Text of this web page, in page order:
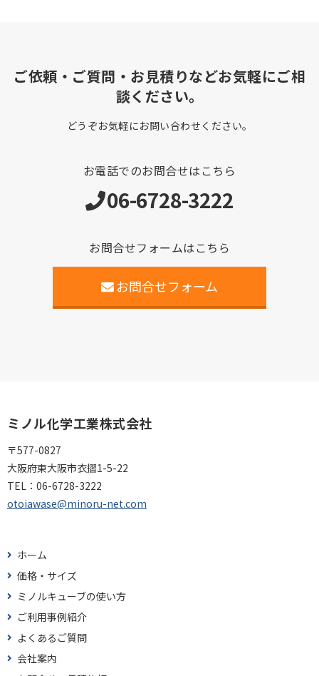
ご依頼・ご質問・お見積りなどお気軽にご相
談ください。
どうぞお気軽にお問い合わせください。
お電話でのお問合せはこちら
06-6728-3222
お問合せフォームはこちら
お問合せフォーム
ミノル化学工業株式会社
〒577-0827
大阪府東大阪市衣摺1-5-22
TEL： 06-6728-3222
otoiawase@minoru-net.com
ホーム
価格・サイズ
ミノルキューブの使い方
ご利用事例紹介
よくあるご質問
会社案内